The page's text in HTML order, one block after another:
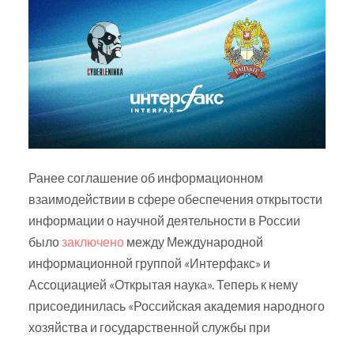
Ранее соглашение об информационном
взаимодействии в сфере обеспечения открытости
информации о научной деятельности в России
былозаключеномежду Международной
информационной группой «Интерфакс» и
Ассоциацией «Открытая наука». Теперь к нему
присоединилась «Российская академия народного
хозяйства и государственной службы при